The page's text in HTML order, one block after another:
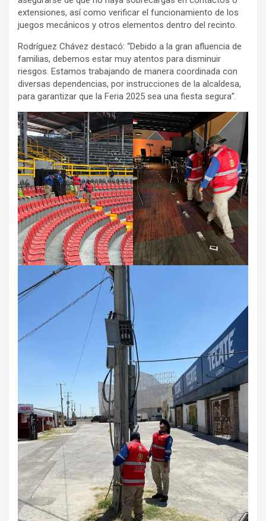
extensiones, así como verificar el funcionamiento de los
juegos mecánicos y otros elementos dentro del recinto.
Rodríguez Chávez destacó: “Debido a la gran afluencia de
familias, debemos estar muy atentos para disminuir
riesgos. Estamos trabajando de manera coordinada con
diversas dependencias, por instrucciones de la alcaldesa,
para garantizar que la Feria 2025 sea una fiesta segura”.